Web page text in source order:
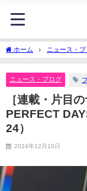
ホーム ニュース・
PERFECT DAYS］心臓が
ニュース・ブログ
［連載・片目
PERFECT
24）
2024年12月10日